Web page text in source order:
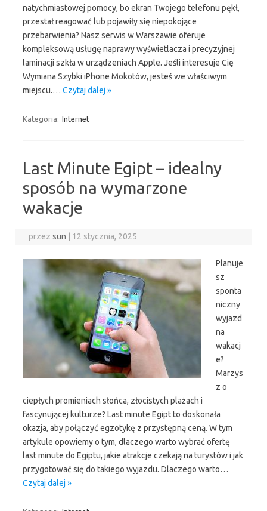
natychmiastowej pomocy, bo ekran Twojego telefonu pękł,
przestał reagować lub pojawiły się niepokojące
przebarwienia? Nasz serwis w Warszawie oferuje
kompleksową usługę naprawy wyświetlacza i precyzyjnej
laminacji szkła w urządzeniach Apple. Jeśli interesuje Cię
Wymiana Szybki iPhone Mokotów, jesteś we właściwym
miejscu.… Czytaj dalej »
Kategoria: Internet
Last Minute Egipt – idealny
sposób na wymarzone
wakacje
przezsun 12 stycznia, 2025
Planuje
sz
sponta
niczny
wyjazd
na
wakacj
e?
Marzys
z o
ciepłych promieniach słońca, złocistych plażach i
fascynującej kulturze? Last minute Egipt to doskonała
okazja, aby połączyć egzotykę z przystępną ceną. W tym
artykule opowiemy o tym, dlaczego warto wybrać ofertę
last minute do Egiptu, jakie atrakcje czekają na turystów i jak
przygotować się do takiego wyjazdu. Dlaczego warto…
Czytaj dalej »